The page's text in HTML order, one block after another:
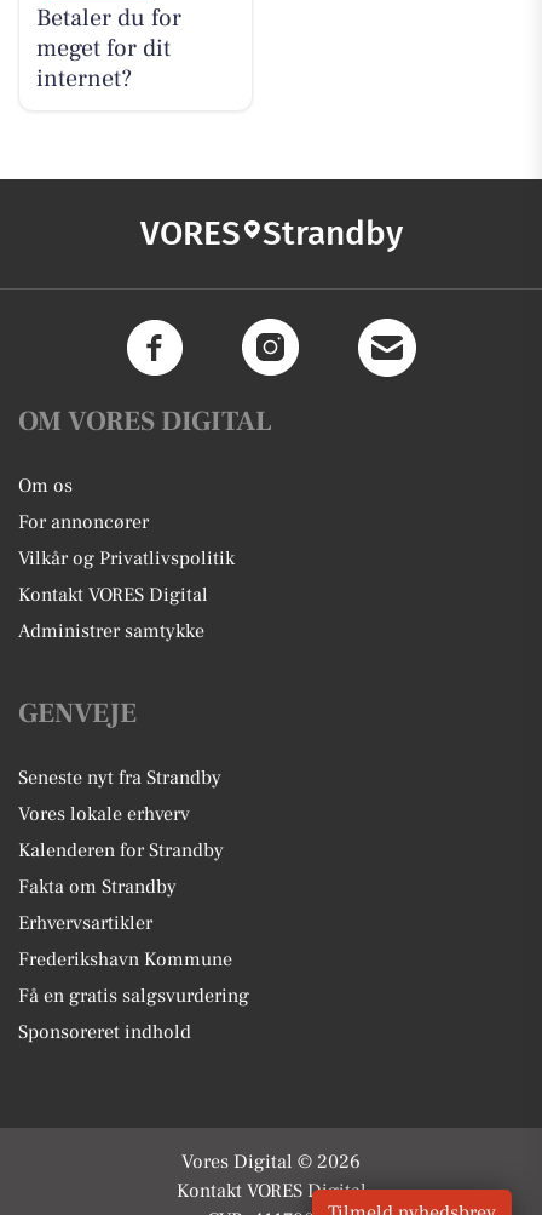
Betaler du for
meget for dit
internet?
VORES Strandby
OM VORES DIGITAL
Om os
For annoncører
Vilkår og Privatlivspolitik
Kontakt VORES Digital
Administrer samtykke
GENVEJE
Seneste nyt fra Strandby
Vores lokale erhverv
Kalenderen for Strandby
Fakta om Strandby
Erhvervsartikler
Frederikshavn Kommune
Få en gratis salgsvurdering
Sponsoreret indhold
Vores Digital © 2026
Kontakt VORES Digital